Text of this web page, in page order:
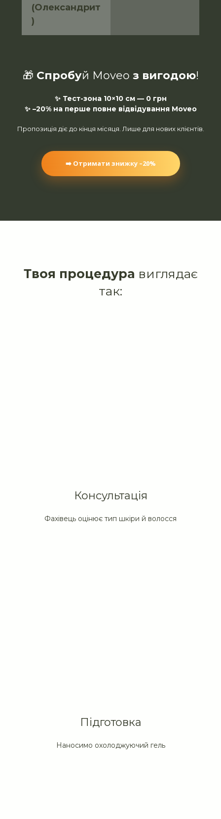
(Олександрит
)
🎁 Спробуй Moveo з вигодою!
✨ Тест-зона 10×10 см — 0 грн
✨ –20% на перше повне відвідування Moveo
Пропозиція діє до кінця місяця. Лише для нових клієнтів.
➡️ Отримати знижку –20%
Твоя процедура виглядає
так:
Консультація
Фахівець оцінює тип шкіри й волосся
Підготовка
Наносимо охолоджуючий гель